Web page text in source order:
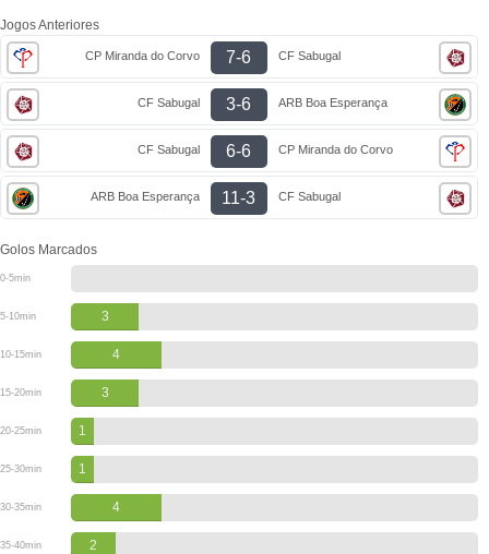
Jogos Anteriores
CP Miranda do Corvo 7-6 CF Sabugal
CF Sabugal 3-6 ARB Boa Esperança
CF Sabugal 6-6 CP Miranda do Corvo
ARB Boa Esperança 11-3 CF Sabugal
Golos Marcados
0-5min
5-10min 3
10-15min 4
15-20min 3
20-25min 1
25-30min 1
30-35min 4
35-40min 2